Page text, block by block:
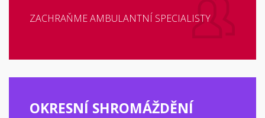
ZACHRAŇME AMBULANTNÍ SPECIALISTY
OKRESNÍ SHROMÁŽDĚNÍ